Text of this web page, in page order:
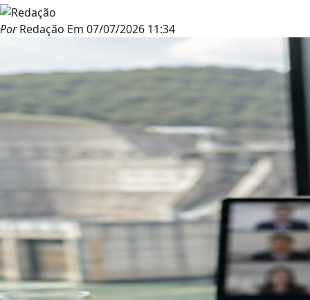
PorRedação Em 07/07/2026 11:34